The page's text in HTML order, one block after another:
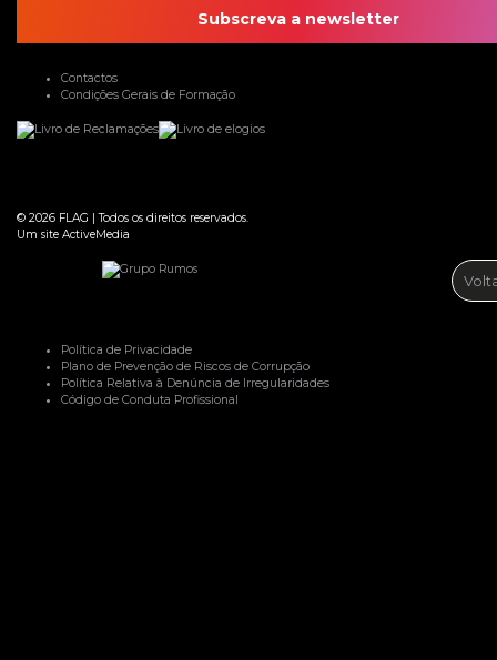
Subscreva a newsletter
Contactos
Condições Gerais de Formação
© 2026 FLAG |Todos os direitos reservados.
Um site ActiveMedia
Política de Privacidade
Plano de Prevenção de Riscos de Corrupção
Política Relativa à Denúncia de Irregularidades
Código de Conduta Profissional